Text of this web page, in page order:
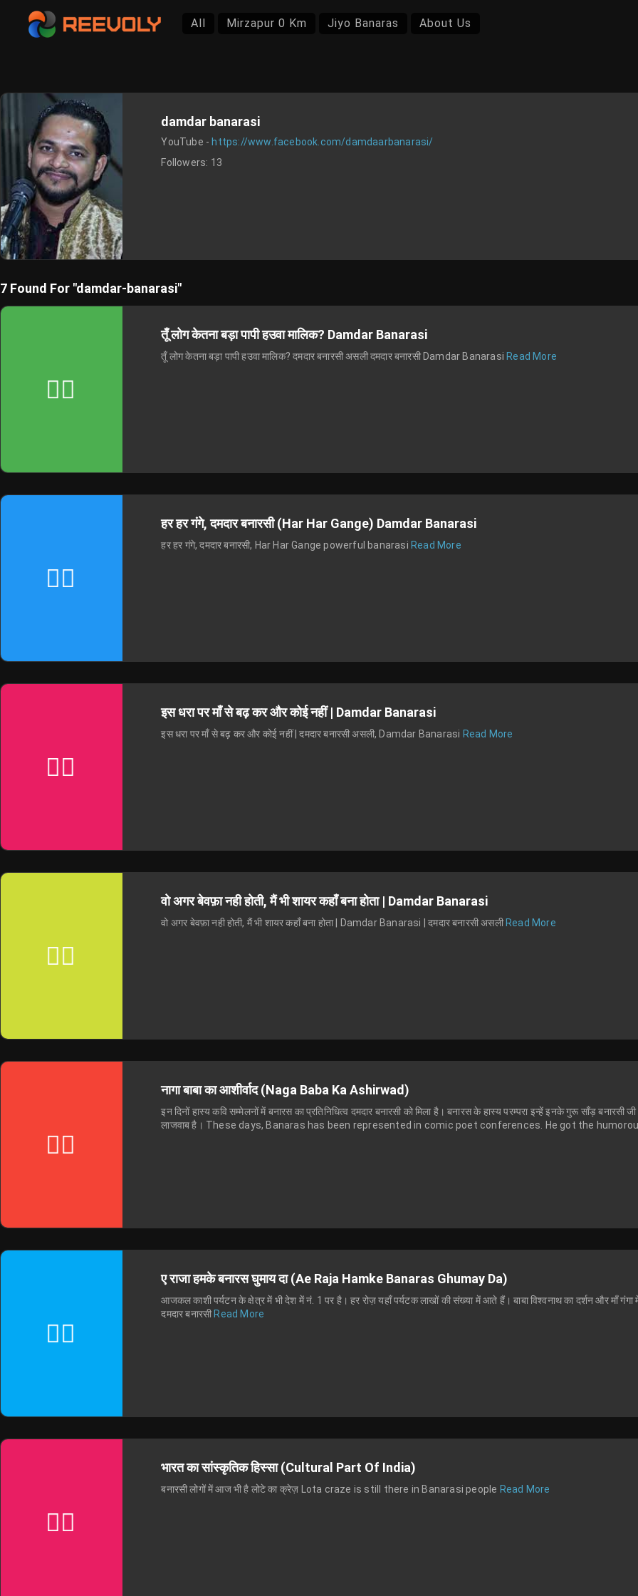
All Mirzapur 0 Km Jiyo Banaras About Us
damdar banarasi
YouTube - https://www.facebook.com/damdaarbanarasi/
Followers: 13
7 Found For "damdar-banarasi"
तूँ लोग केतना बड़ा पापी हउवा मालिक? Damdar Banarasi
तूँ लोग केतना बड़ा पापी हउवा मालिक? दमदार बनारसी असली दमदार बनारसी Damdar Banarasi Read More
हर हर गंगे, दमदार बनारसी (Har Har Gange) Damdar Banarasi
हर हर गंगे, दमदार बनारसी, Har Har Gange powerful banarasi Read More
इस धरा पर माँ से बढ़ कर और कोई नहीं | Damdar Banarasi
इस धरा पर माँ से बढ़ कर और कोई नहीं | दमदार बनारसी असली, Damdar Banarasi Read More
वो अगर बेवफ़ा नही होती, मैं भी शायर कहाँ बना होता | Damdar Banarasi
वो अगर बेवफ़ा नही होती, मैं भी शायर कहाँ बना होता | Damdar Banarasi | दमदार बनारसी असली Read More
नागा बाबा का आशीर्वाद (Naga Baba Ka Ashirwad)
इन दिनों हास्य कवि सम्मेलनों में बनारस का प्रतिनिधित्व दमदार बनारसी को मिला है। बनारस के हास्य परम्परा इन्हें इनके गुरू साँड़
लाजवाब है। These days, Banaras has been represented in comic poet conferences. He got the
ए राजा हमके बनारस घुमाय दा (Ae Raja Hamke Banaras Ghumay Da)
आजकल काशी पर्यटन के क्षेत्र में भी देश में नं. 1 पर है। हर रोज़ यहाँ पर्यटक लाखों की संख्या में आते हैं। बाबा विश्वनाथ का दर्शन और माँ
दमदार बनारसी Read More
भारत का सांस्कृतिक हिस्सा (Cultural Part Of India)
बनारसी लोगों में आज भी है लोटे का क्रेज़ Lota craze is still there in Banarasi people Read More